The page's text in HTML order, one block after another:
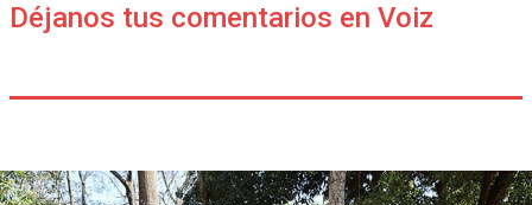
Déjanos tus comentarios en Voiz